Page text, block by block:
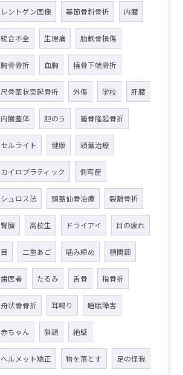
レントゲン画像 基節骨斜骨折 内臓
統合不全 生理痛 肋軟骨損傷
胸骨骨折 血胸 橈骨下端骨折
尺骨茎状突起骨折 外傷 学校 肝臓
内臓整体 胆のう 踵骨隆起骨折
セルライト 健康 頭蓋治療
カイロプラティック 側弯症
シュロス法 頭蓋仙骨治療 裂離骨折
腎臓 高校生 ドライアイ 目の疲れ
目 二重あご 噛み締め 顎関節
歯医者 たるみ 舌骨 指骨折
舟状骨骨折 耳鳴り 睡眠障害
赤ちゃん 斜頭 絶壁
ヘルメット矯正 物を落とす 足の怪我